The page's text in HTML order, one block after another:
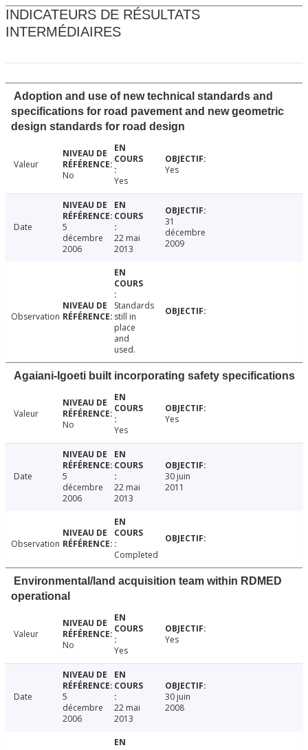
INDICATEURS DE RÉSULTATS
INTERMÉDIAIRES
Adoption and use of new technical standards and
specifications for road pavement and new geometric
design standards for road design
Valeur
No
Yes
Yes
Date
5
décembre
2006
22 mai
2013
31
décembre
2009
Observation
Standards
still in
place
and
used.
Agaiani-Igoeti built incorporating safety specifications
Valeur
No
Yes
Yes
Date
5
décembre
2006
22 mai
2013
30 juin
2011
Observation
Completed
Environmental/land acquisition team within RDMED
operational
Valeur
No
Yes
Yes
Date
5
décembre
2006
22 mai
2013
30 juin
2008